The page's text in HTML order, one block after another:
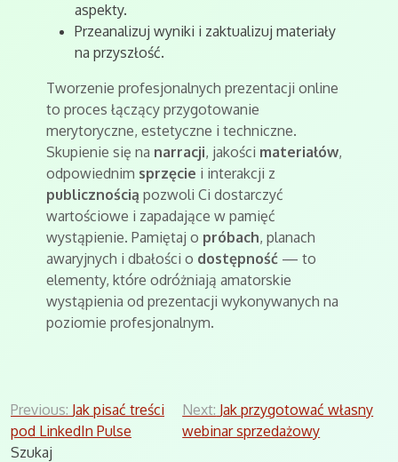
aspekty.
Przeanalizuj wyniki i zaktualizuj materiały
na przyszłość.
Tworzenie profesjonalnych prezentacji online
to proces łączący przygotowanie
merytoryczne, estetyczne i techniczne.
Skupienie się na narracji, jakości materiałów,
odpowiednim sprzęcie i interakcji z
publicznością pozwoli Ci dostarczyć
wartościowe i zapadające w pamięć
wystąpienie. Pamiętaj o próbach, planach
awaryjnych i dbałości o dostępność — to
elementy, które odróżniają amatorskie
wystąpienia od prezentacji wykonywanych na
poziomie profesjonalnym.
Nawigacja
wpisu
Previous: Jak pisać treści
pod LinkedIn Pulse
Next: Jak przygotować własny
webinar sprzedażowy
Szukaj